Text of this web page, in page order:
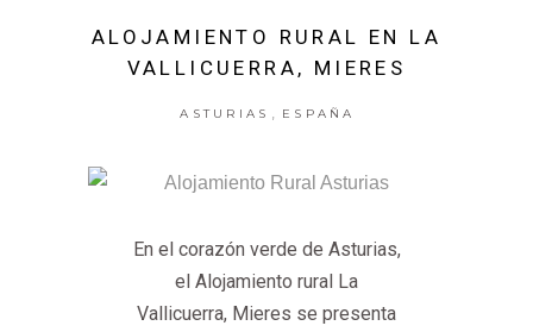
ALOJAMIENTO RURAL EN LA
VALLICUERRA, MIERES
ASTURIAS , ESPAÑA
En el corazón verde de Asturias,
el Alojamiento rural La
Vallicuerra, Mieres se presenta